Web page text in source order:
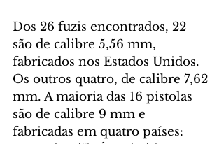
Dos 26 fuzis encontrados, 22
são de calibre 5,56 mm,
fabricados nos Estados Unidos.
Os outros quatro, de calibre 7,62
mm. A maioria das 16 pistolas
são de calibre 9 mm e
fabricadas em quatro países: